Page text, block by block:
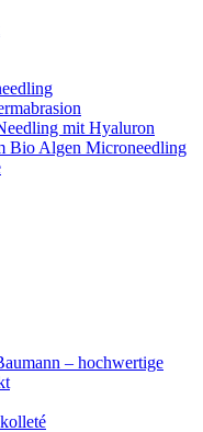
mit Hyaluron
Bio Algen Microneedling